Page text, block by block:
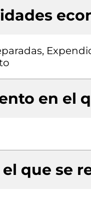
en el
que se